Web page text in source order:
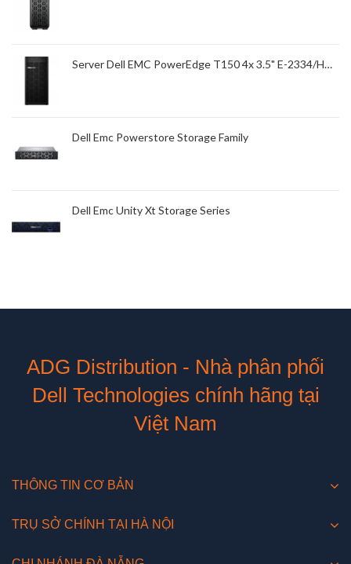
Server Dell EMC PowerEdge T150 4x 3.5" E-2334/HDD
Dell Emc Powerstore Storage Family
Dell Emc Unity Xt Storage Series
ADG Distribution - Nhà phân phối
Dell Technologies chính hãng tại
Việt Nam
THÔNG TIN CƠ BẢN
TRỤ SỞ CHÍNH TẠI HÀ NỘI